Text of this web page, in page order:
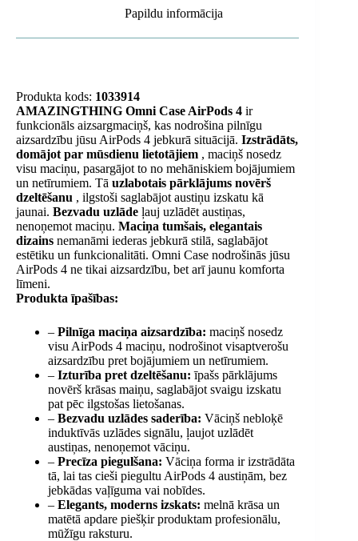
Papildu informācija
Produkta kods: 1033914
AMAZINGTHING Omni Case AirPods 4 ir
funkcionāls aizsargmaciņš, kas nodrošina pilnīgu
aizsardzību jūsu AirPods 4 jebkurā situācijā. Izstrādāts,
domājot par mūsdienu lietotājiem , maciņš nosedz
visu maciņu, pasargājot to no mehāniskiem bojājumiem
un netīrumiem. Tā uzlabotais pārklājums novērš
dzeltēšanu , ilgstoši saglabājot austiņu izskatu kā
jaunai. Bezvadu uzlāde ļauj uzlādēt austiņas,
nenoņemot maciņu. Maciņa tumšais, elegantais
dizains nemanāmi iederas jebkurā stilā, saglabājot
estētiku un funkcionalitāti. Omni Case nodrošinās jūsu
AirPods 4 ne tikai aizsardzību, bet arī jaunu komforta
līmeni.
Produkta īpašības:
– Pilnīga maciņa aizsardzība: maciņš nosedz
visu AirPods 4 maciņu, nodrošinot visaptverošu
aizsardzību pret bojājumiem un netīrumiem.
– Izturība pret dzeltēšanu: īpašs pārklājums
novērš krāsas maiņu, saglabājot svaigu izskatu
pat pēc ilgstošas ​​lietošanas.
– Bezvadu uzlādes saderība: Vāciņš nebloķē
induktīvās uzlādes signālu, ļaujot uzlādēt
austiņas, nenoņemot vāciņu.
– Precīza piegulšana: Vāciņa forma ir izstrādāta
tā, lai tas cieši piegultu AirPods 4 austiņām, bez
jebkādas vaļīguma vai nobīdes.
– Elegants, moderns izskats: melnā krāsa un
matētā apdare piešķir produktam profesionālu,
mūžīgu raksturu.